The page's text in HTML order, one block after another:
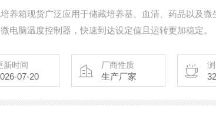
养箱现货广泛应用于储藏培养基、血清、药品以及微
电脑温度控制器，快速到达设定值且运转更加稳定。
新时间
07-20
厂商性质
生产厂家